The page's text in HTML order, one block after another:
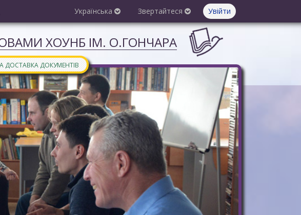
Українська Звертайтеся Увійти
ХОУНБ ІМ. О.ГОНЧАРА
ДОСТАВКА ДОКУМЕНТІВ